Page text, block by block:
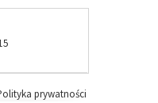
prywatności